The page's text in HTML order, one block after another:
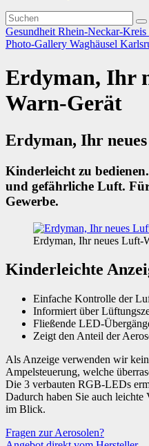
Gesundheit Rhein-Neckar-Kreis
Photo-Gallery Waghäusel
Erdyman, Ihr
Warn-Gerät
Erdyman, Ihr
Kinderleicht zu
und gefährliche Luft.
Gewerbe.
Erdyman, Ihr neues Luft-
Kinderleichte
Einfache Kontrolle der
Informiert über
Fließende LED-
Zeigt den Anteil der
Als Anzeige verwenden wir
Ampelsteuerung, welche
Die 3 verbauten RGB-LEDs
Dadurch haben Sie auch leichte
im Blick.
Fragen zur Aerosolen?